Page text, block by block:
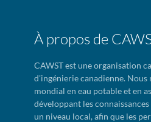
À propos de
CAWST est une organisation
d'ingénierie canadienne. Nous
mondial en eau potable et en
développant les
un niveau local, afin que les